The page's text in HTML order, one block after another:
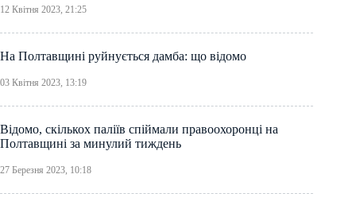
12 Квітня 2023, 21:25
На Полтавщині руйнується дамба: що відомо
03 Квітня 2023, 13:19
Відомо, скількох паліїв спіймали правоохоронці на
Полтавщині за минулий тиждень
27 Березня 2023, 10:18